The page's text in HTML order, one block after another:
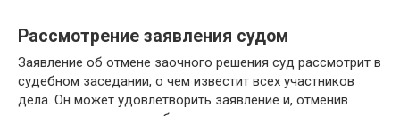
Рассмотрение заявления судом
Заявление об отмене заочного решения суд рассмотрит в
судебном заседании, о чем известит всех участников
дела. Он может удовлетворить заявление и, отменив